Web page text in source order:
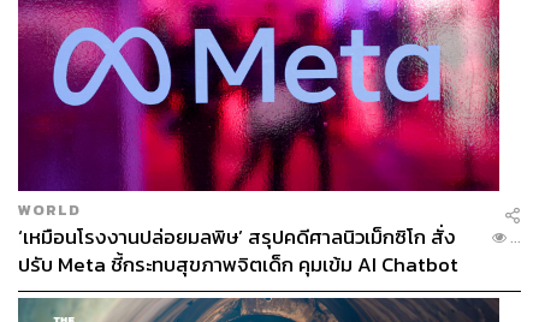
WORLD
‘เหมือนโรงงานปล่อยมลพิษ’ สรุปคดีศาลนิวเม็กซิโก สั่ง
ปรับ Meta ชี้กระทบสุขภาพจิตเด็ก คุมเข้ม AI Chatbot
...